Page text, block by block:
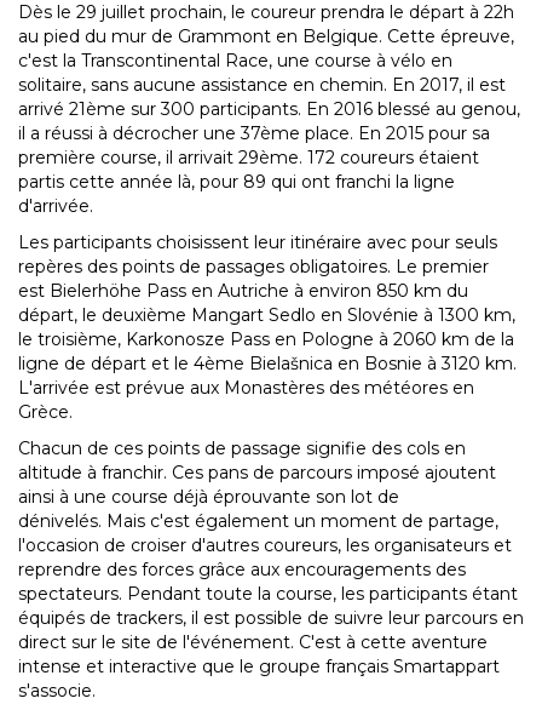
Dès le 29 juillet prochain, le coureur prendra le départ à 22h
au pied du mur de Grammont en Belgique. Cette épreuve,
c'est la Transcontinental Race, une course à vélo en
solitaire, sans aucune assistance en chemin. En 2017, il est
arrivé 21ème sur 300 participants. En 2016 blessé au genou,
il a réussi à décrocher une 37ème place. En 2015 pour sa
première course, il arrivait 29ème. 172 coureurs étaient
partis cette année là, pour 89 qui ont franchi la ligne
d'arrivée.
Les participants choisissent leur itinéraire avec pour seuls
repères des points de passages obligatoires. Le premier
est Bielerhöhe Pass en Autriche à environ 850 km du
départ, le deuxième Mangart Sedlo en Slovénie à 1300 km,
le troisième, Karkonosze Pass en Pologne à 2060 km de la
ligne de départ et le 4ème Bielašnica en Bosnie à 3120 km.
L'arrivée est prévue aux Monastères des météores en
Grèce.
Chacun de ces points de passage signifie des cols en
altitude à franchir. Ces pans de parcours imposé ajoutent
ainsi à une course déjà éprouvante son lot de
dénivelés. Mais c'est également un moment de partage,
l'occasion de croiser d'autres coureurs, les organisateurs et
reprendre des forces grâce aux encouragements des
spectateurs. Pendant toute la course, les participants étant
équipés de trackers, il est possible de suivre leur parcours en
direct sur le site de l'événement. C'est à cette aventure
intense et interactive que le groupe français Smartappart
s'associe.